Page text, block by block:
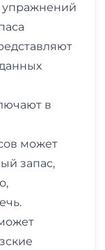
упражнений
в
может
запас,